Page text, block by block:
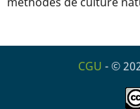
CGU - ©